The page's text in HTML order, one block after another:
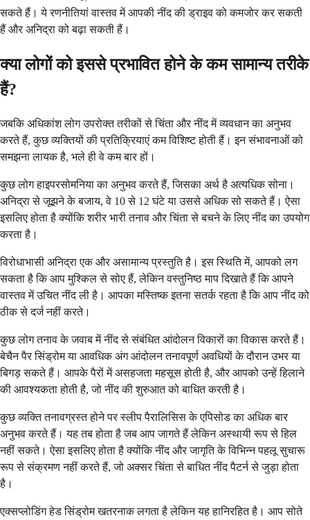
सकते हैं। ये रणनीतियां वास्तव में आपकी नींद की ड्राइव को कमजोर कर सकती
हैं और अनिद्रा को बढ़ा सकती हैं।
क्या लोगों को इससे प्रभावित होने के कम सामान्य तरीके
हैं?
जबकि अधिकांश लोग उपरोक्त तरीकों से चिंता और नींद में व्यवधान का अनुभव
करते हैं, कुछ व्यक्तियों की प्रतिक्रियाएं कम विशिष्ट होती हैं। इन संभावनाओं को
समझना लायक है, भले ही वे कम बार हों।
कुछ लोग हाइपरसोमनिया का अनुभव करते हैं, जिसका अर्थ है अत्यधिक सोना।
अनिद्रा से जूझने के बजाय, वे 10 से 12 घंटे या उससे अधिक सो सकते हैं। ऐसा
इसलिए होता है क्योंकि शरीर भारी तनाव और चिंता से बचने के लिए नींद का उपयोग
करता है।
विरोधाभासी अनिद्रा एक और असामान्य प्रस्तुति है। इस स्थिति में, आपको लग
सकता है कि आप मुश्किल से सोए हैं, लेकिन वस्तुनिष्ठ माप दिखाते हैं कि आपने
वास्तव में उचित नींद ली है। आपका मस्तिष्क इतना सतर्क रहता है कि आप नींद को
ठीक से दर्ज नहीं करते।
कुछ लोग तनाव के जवाब में नींद से संबंधित आंदोलन विकारों का विकास करते हैं।
बेचैन पैर सिंड्रोम या आवधिक अंग आंदोलन तनावपूर्ण अवधियों के दौरान उभर या
बिगड़ सकते हैं। आपके पैरों में असहजता महसूस होती है, और आपको उन्हें हिलाने
की आवश्यकता होती है, जो नींद की शुरुआत को बाधित करती है।
कुछ व्यक्ति तनावग्रस्त होने पर स्लीप पैरालिसिस के एपिसोड का अधिक बार
अनुभव करते हैं। यह तब होता है जब आप जागते हैं लेकिन अस्थायी रूप से हिल
नहीं सकते। ऐसा इसलिए होता है क्योंकि नींद और जागृति के विभिन्न पहलू सुचारू
रूप से संक्रमण नहीं करते हैं, जो अक्सर चिंता से बाधित नींद पैटर्न से जुड़ा होता
है।
एक्सप्लोडिंग हेड सिंड्रोम खतरनाक लगता है लेकिन यह हानिरहित है। आप सोते